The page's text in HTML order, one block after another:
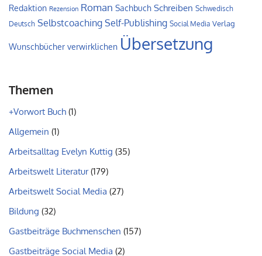
Redaktion Rezension Roman Sachbuch Schreiben Schwedisch
Deutsch Selbstcoaching Self-Publishing Social Media Verlag
Wunschbücher verwirklichen Übersetzung
Themen
+Vorwort Buch (1)
Allgemein (1)
Arbeitsalltag Evelyn Kuttig (35)
Arbeitswelt Literatur(179)
Arbeitswelt Social Media (27)
Bildung (32)
Gastbeiträge Buchmenschen (157)
Gastbeiträge Social Media (2)